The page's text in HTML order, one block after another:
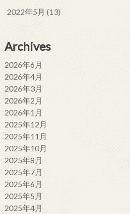
2022年5月 (13)
Archives
2026年6月
2026年4月
2026年3月
2026年2月
2026年1月
2025年12月
2025年11月
2025年10月
2025年8月
2025年7月
2025年6月
2025年5月
2025年4月